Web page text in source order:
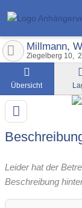
Millmann,
Ziegelberg 10
Übersicht
Leider hat der
Beschreibung